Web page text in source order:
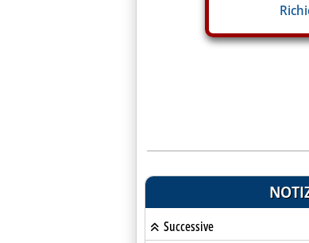
Successive